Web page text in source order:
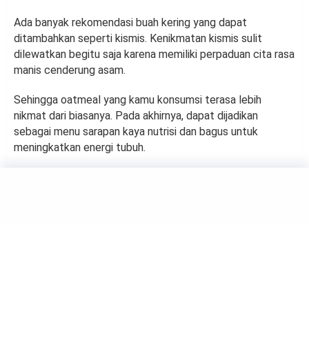
Ada banyak rekomendasi buah kering yang dapat
ditambahkan seperti kismis. Kenikmatan kismis sulit
dilewatkan begitu saja karena memiliki perpaduan cita rasa
manis cenderung asam.
Sehingga oatmeal yang kamu konsumsi terasa lebih
nikmat dari biasanya. Pada akhirnya, dapat dijadikan
sebagai menu sarapan kaya nutrisi dan bagus untuk
meningkatkan energi tubuh.